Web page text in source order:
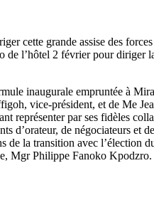
cette grande assise des
l’hôtel 2 février pour diriger
inaugurale empruntée à
vice-président, et de Me
représenter par ses fidèles
d’orateur, de négociateurs et
la transition avec l’élection
Mgr Philippe Fanoko Kpodzro.